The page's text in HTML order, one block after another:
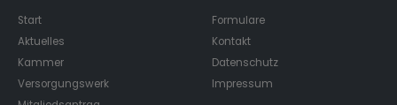
Start
Aktuelles
Kammer
Versorgungswerk
Formulare
Kontakt
Datenschutz
Impressum